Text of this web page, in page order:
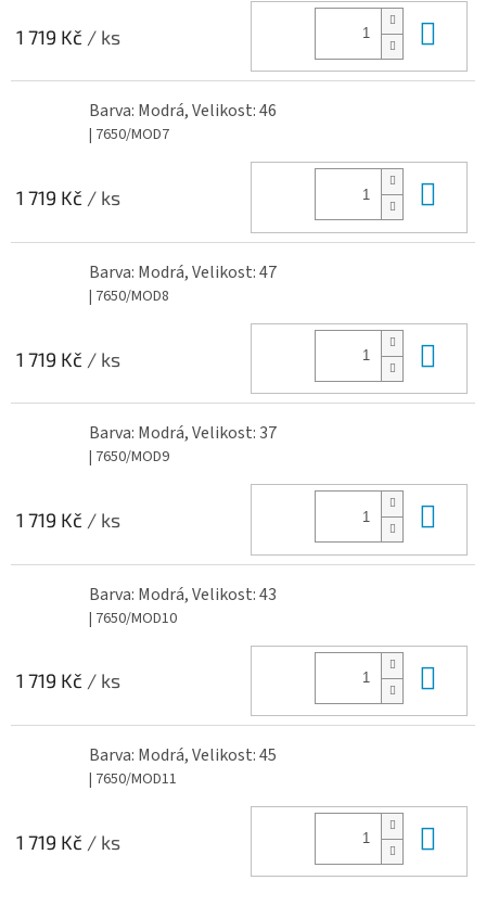
1 719 Kč / ks
Barva: Modrá, Velikost: 46
| 7650/MOD7
1 719 Kč / ks
Barva: Modrá, Velikost: 47
| 7650/MOD8
1 719 Kč / ks
Barva: Modrá, Velikost: 37
| 7650/MOD9
1 719 Kč / ks
Barva: Modrá, Velikost: 43
| 7650/MOD10
1 719 Kč / ks
Barva: Modrá, Velikost: 45
| 7650/MOD11
1 719 Kč / ks